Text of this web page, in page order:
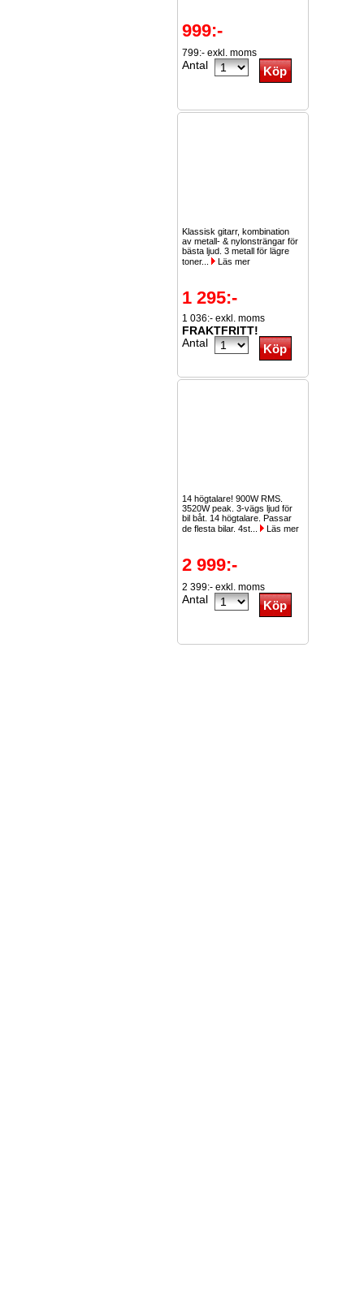
999:-
799:- exkl. moms
Antal
Klassisk gitarr, kombination
av metall- & nylonsträngar för
bästa ljud. 3 metall för lägre
toner...
Läs mer
1 295:-
1 036:- exkl. moms
FRAKTFRITT!
Antal
14 högtalare! 900W RMS.
3520W peak. 3-vägs ljud för
bil båt. 14 högtalare. Passar
de flesta bilar. 4st...
Läs mer
2 999:-
2 399:- exkl. moms
Antal